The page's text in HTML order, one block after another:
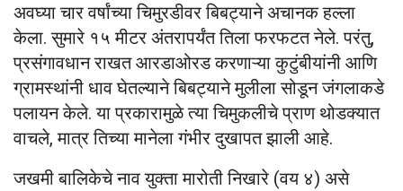
अवघ्या चार वर्षांच्या चिमुरडीवर बिबट्याने अचानक हल्ला
केला. सुमारे १५ मीटर अंतरापर्यंत तिला फरफटत नेले. परंतु,
प्रसंगावधान राखत आरडाओरड करणाऱ्या कुटुंबीयांनी आणि
ग्रामस्थांनी धाव घेतल्याने बिबट्याने मुलीला सोडून जंगलाकडे
पलायन केले. या प्रकारामुळे त्या चिमुकलीचे प्राण थोडक्यात
वाचले, मात्र तिच्या मानेला गंभीर दुखापत झाली आहे.
जखमी बालिकेचे नाव युक्ता मारोती निखारे (वय ४) असे